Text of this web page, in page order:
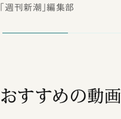
「週刊新潮」編集部
おすすめの動画